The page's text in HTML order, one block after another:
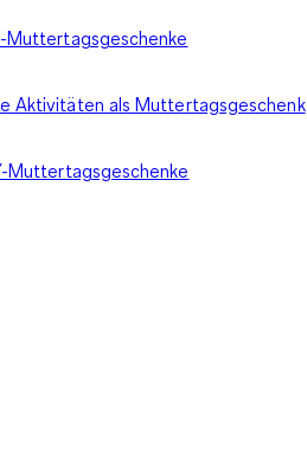
Muttertagsgeschenke
Aktivitäten als Muttertagsgeschenk
Muttertagsgeschenke